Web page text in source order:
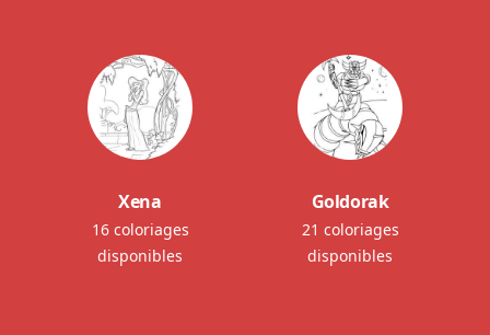
Xena
16 coloriages
disponibles
Goldorak
21 coloriages
disponibles